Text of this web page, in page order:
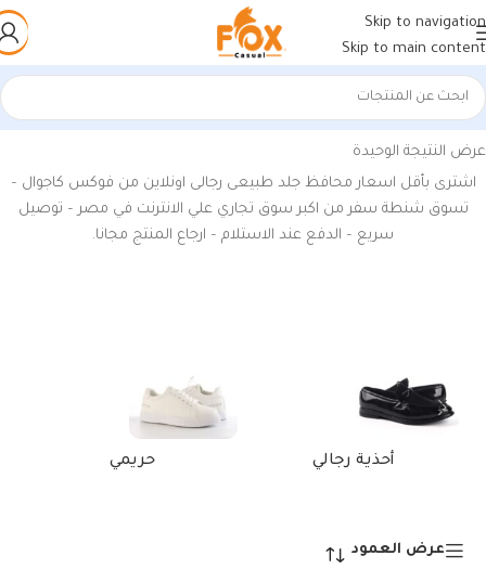
Skip to navigation
Skip to main content
الرئيسية/منتجات تحت الوسم “محافظ جلد طبيعى رجالى”
عرض النتيجة الوحيدة
اشترى بأقل اسعار محافظ جلد طبيعى رجالى اونلاين من فوكس كاجوال –
تسوق شنطة سفر من اكبر سوق تجاري علي الانترنت في مصر – توصيل
سريع – الدفع عند الاستلام – ارجاع المنتج مجانا.
أحذية رجالي حريمي
عرض العمود